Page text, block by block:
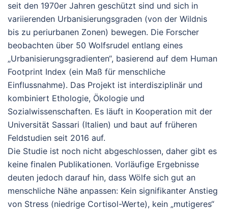
seit den 1970er Jahren geschützt sind und sich in
variierenden Urbanisierungsgraden (von der Wildnis
bis zu periurbanen Zonen) bewegen. Die Forscher
beobachten über 50 Wolfsrudel entlang eines
„Urbanisierungsgradienten“, basierend auf dem Human
Footprint Index (ein Maß für menschliche
Einflussnahme). Das Projekt ist interdisziplinär und
kombiniert Ethologie, Ökologie und
Sozialwissenschaften. Es läuft in Kooperation mit der
Universität Sassari (Italien) und baut auf früheren
Feldstudien seit 2016 auf.
Die Studie ist noch nicht abgeschlossen, daher gibt es
keine finalen Publikationen. Vorläufige Ergebnisse
deuten jedoch darauf hin, dass Wölfe sich gut an
menschliche Nähe anpassen: Kein signifikanter Anstieg
von Stress (niedrige Cortisol-Werte), kein „mutigeres“